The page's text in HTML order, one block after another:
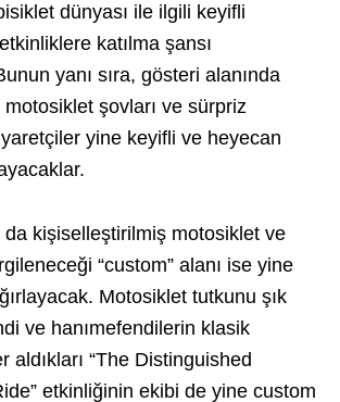
dünyası ile ilgili keyifli
katılma şansı
yanı sıra, gösteri alanında
şovları ve sürpriz
yine keyifli ve heyecan
da kişiselleştirilmiş motosiklet ve
“custom” alanı ise yine
Motosiklet tutkunu şık
ve hanımefendilerin klasik
aldıkları “The Distinguished
etkinliğinin ekibi de yine custom